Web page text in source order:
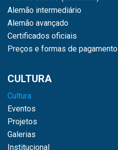
Alemão intermediário
Alemão avançado
Certificados oficiais
Preços e formas de pagamento
CULTURA
Cultura
Eventos
Projetos
Galerias
Institucional